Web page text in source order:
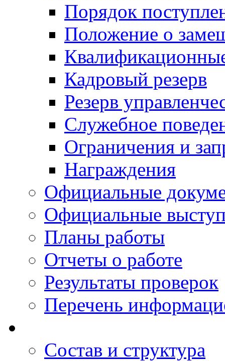
Порядок
Положение о
Кадровый резерв
Резерв
Служебное
Ограничения и
Награждения
Официальные
Официальные
Планы работы
Отчеты о работе
Результаты проверок
Перечень
Состав и структура